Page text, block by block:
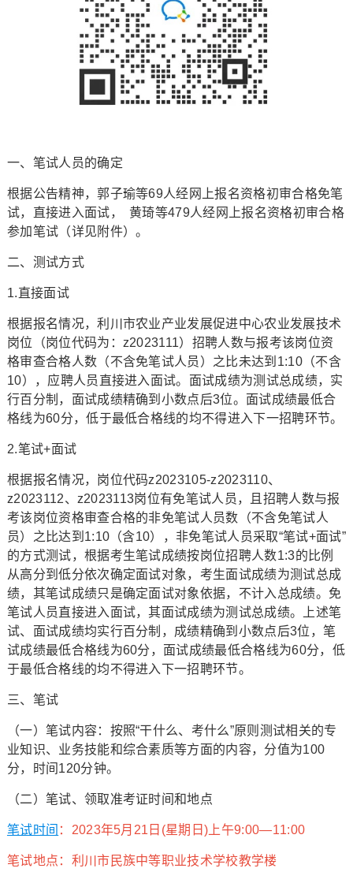
一、笔试人员的确定
根据公告精神，郭子瑜等69人经网上报名资格初审合格免笔
试，直接进入面试， 黄琦等479人经网上报名资格初审合格
参加笔试（详见附件）。
二、测试方式
1.直接面试
根据报名情况，利川市农业产业发展促进中心农业发展技术
岗位（岗位代码为：z2023111）招聘人数与报考该岗位资
格审查合格人数（不含免笔试人员）之比未达到1:10（不含
10），应聘人员直接进入面试。面试成绩为测试总成绩，实
行百分制，面试成绩精确到小数点后3位。面试成绩最低合
格线为60分，低于最低合格线的均不得进入下一招聘环节。
2.笔试+面试
根据报名情况，岗位代码z2023105-z2023110、
z2023112、z2023113岗位有免笔试人员，且招聘人数与报
考该岗位资格审查合格的非免笔试人员数（不含免笔试人
员）之比达到1:10（含10），非免笔试人员采取“笔试+面试”
的方式测试，根据考生笔试成绩按岗位招聘人数1:3的比例
从高分到低分依次确定面试对象，考生面试成绩为测试总成
绩，其笔试成绩只是确定面试对象依据，不计入总成绩。免
笔试人员直接进入面试，其面试成绩为测试总成绩。上述笔
试、面试成绩均实行百分制，成绩精确到小数点后3位，笔
试成绩最低合格线为60分，面试成绩最低合格线为60分，低
于最低合格线的均不得进入下一招聘环节。
三、笔试
（一）笔试内容：按照“干什么、考什么”原则测试相关的专
业知识、业务技能和综合素质等方面的内容，分值为100
分，时间120分钟。
（二）笔试、领取准考证时间和地点
笔试时间 ：2023年5月21日(星期日)上午9:00—11:00
笔试地点：利川市民族中等职业技术学校教学楼